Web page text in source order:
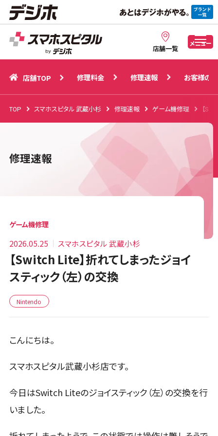
店舗一覧
メニュー
店舗TOP 修理速報 お客様の声
店舗TOP 修理料金 修理速報 お客様の声
TOP スマホスピタル 武蔵小杉 修理速報 ゲーム機修理 【
修理速報
ゲーム機修理
2026.05.25 スマホスピタル 武蔵小杉
【Switch Lite】折れてしまったジョイ
スティック（左）の交換
Nintendo
こんにちは。
スマホスピタル武蔵小杉店です。
今日はSwitch Liteのジョイスティック（左）の交換を行
いました。